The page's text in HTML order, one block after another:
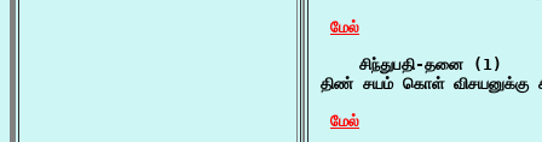
மேல்
    சிந்துபதி-தனை (1)
திண் சயம் கொள் விசயனுக்கு
மேல்